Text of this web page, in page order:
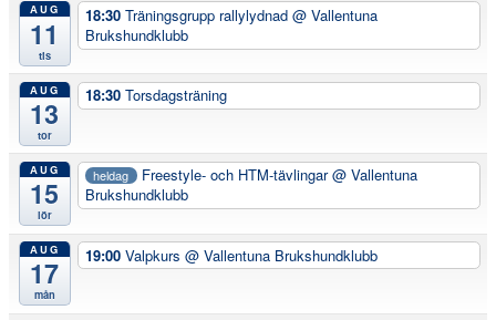
AUG
11
tis
18:30 Träningsgrupp rallylydnad @ Vallentuna
Brukshundklubb
AUG
13
tor
18:30 Torsdagsträning
AUG
15
lör
heldag Freestyle- och HTM-tävlingar@ Vallentuna
Brukshundklubb
AUG
17
mån
19:00 Valpkurs @ Vallentuna Brukshundklubb